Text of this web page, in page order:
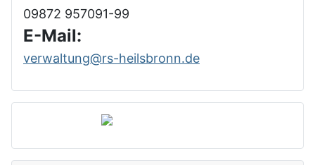
09872 957091-99
E-Mail:
verwaltung@rs-heilsbronn.de